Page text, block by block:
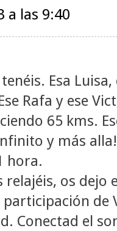
a las 9:40
Esa
Rafa y ese
65 kms.
y más
hora.
relajéis, os
de
Conectad el